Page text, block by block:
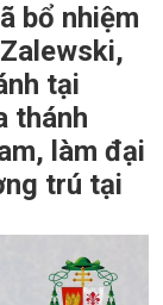
bổ nhiệm
tại
thánh
làm đại
trú tại